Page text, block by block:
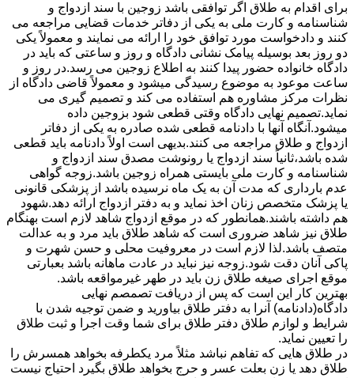
برای اقدام به طلاق اگر توافقی باشد زوجین با سند ازدواج و
شناسنامه و کارت ملی به یکی از دفاتر خدمات قضایی مراجعه می
کنند و دادخواست مورد توافق خود را ارائه می نمایند و معمولاً یکی
دو روز بعد بوسیله پیامک نشانی دادگاه و روز و ساعتی که باید در
دادگاه خانواده حضور پیدا کنند به اطلاع زوجین می رسد.در روز و
ساعت موعود به موضوع رسیدگی میشود و معمولاً قاضی دادگاه از
نظرات مرکز مشاوره هم استفاده می کند و تصمیم گیری می
نماید.تصمیم نهایی دادگاه وقتی قطعی شود بزوجین داده
میشود.آنگاه آنها با دادنامه قطعی شده صادره به یکی از دفاتر
ازدواج و طلاق مراجعه می کنند.بدیهی است اولاً دادنامه باید قطعی
شده باشد،ثانیاً سند ازدواج یا رونوشت مصدق سند ازدواج و
شناسنامه و کارت ملی بایستی همراه زوجین باشد.زوجه گواهی
عدم بارداری که مدت آن به یک ماه نرسیده باشد از پزشکی قانونی
یا پزشک متخصص زنان اخذ نماید و به دفتر ازدواج ارائه دهد.شهود
هم داشته باشند.همانطور که در موقع ازدواج شاهد لازم است بهنگام
طلاق نیز شاهد ضروری است که شاهد طلاق باید مرد و به عدالت
متصف باشد.لذا لازم است در معروفیت محلی و حسن شهرت و
پاکی آنان دقت شود.زوجه نیز نباید در عادت ماهانه باشد بعبارتی
موقع اجرای صیغه طلاق زن باید در طهر غیرمواقعه باشد.
بهترین کار این است که پس از دریافت تصمصم نهایی
دادگاه(دادنامه) آنرا به دفتر طلاق بیاورید و ضمن توجیه شدن با
شرایط و لوازم طلاق دفتر طلاق برای شما وقت اجرا و ثبت طلاق
را تعیین نماید.
در طلاق هایی که تفاهم نباشد مثلاً مرد یکطرفه بخواهد همسرش را
طلاق دهد یا زن بعلت عسر و حرج بخواهد طلاق بگیرد احتیاج نیست